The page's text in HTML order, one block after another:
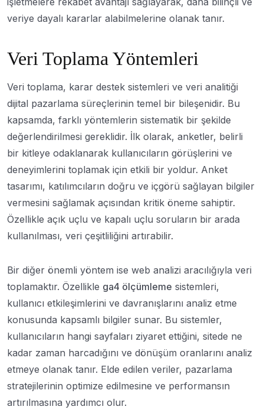
veriye dayalı kararlar alabilmelerine olanak tanır.
Veri Toplama Yöntemleri
Veri toplama, karar destek sistemleri ve veri analitiği
dijital pazarlama süreçlerinin temel bir bileşenidir. Bu
kapsamda, farklı yöntemlerin sistematik bir şekilde
değerlendirilmesi gereklidir. İlk olarak, anketler, belirli
bir kitleye odaklanarak kullanıcıların görüşlerini ve
deneyimlerini toplamak için etkili bir yoldur. Anket
tasarımı, katılımcıların doğru ve içgörü sağlayan bilgiler
vermesini sağlamak açısından kritik öneme sahiptir.
Özellikle açık uçlu ve kapalı uçlu soruların bir arada
kullanılması, veri çeşitliliğini artırabilir.
Bir diğer önemli yöntem ise web analizi aracılığıyla veri
toplamaktır. Özellikle ga4 ölçümleme sistemleri,
kullanıcı etkileşimlerini ve davranışlarını analiz etme
konusunda kapsamlı bilgiler sunar. Bu sistemler,
kullanıcıların hangi sayfaları ziyaret ettiğini, sitede ne
kadar zaman harcadığını ve dönüşüm oranlarını analiz
etmeye olanak tanır. Elde edilen veriler, pazarlama
stratejilerinin optimize edilmesine ve performansın
artırılmasına yardımcı olur.